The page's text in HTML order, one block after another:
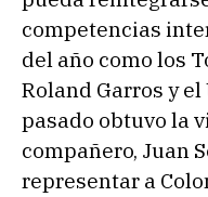
competencias
del año como los
Roland Garros y el
pasado obtuvo la
compañero, Juan
representar a